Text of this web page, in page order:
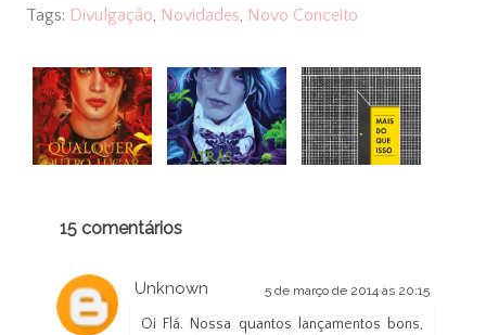
Tags: Divulgação, Novidades, Novo Conceito
15 comentários
Unknown 5 de março de 2014 às 20:15
Oi Flá. Nossa quantos lançamentos bons,